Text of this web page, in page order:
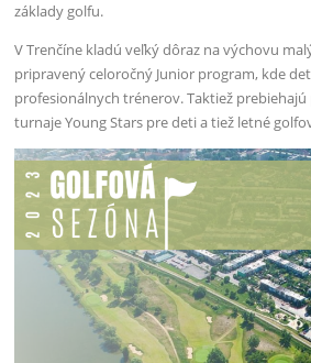
základy golfu.
V Trenčíne kladú veľký dôraz na výchovu
pripravený celoročný Junior program, kde
profesionálnych trénerov. Taktiež
turnaje Young Stars pre deti a tiež letné